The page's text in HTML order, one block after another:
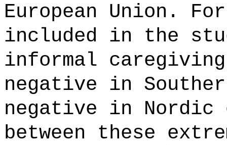
European Union.
included in the
informal caregiving
negative in
negative in
between these